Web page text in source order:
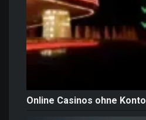
Online Casinos ohne Konto